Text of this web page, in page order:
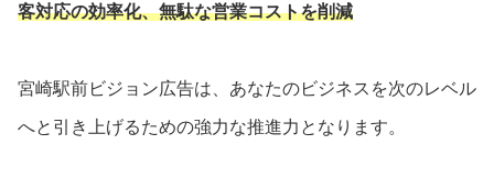
客対応の効率化、無駄な営業コストを削減
宮崎駅前ビジョン広告は、あなたのビジネスを次のレベル
へと引き上げるための強力な推進力となります。